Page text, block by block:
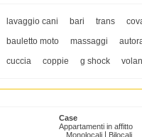
lavaggio cani bari trans
bauletto moto
massaggi
cuccia
coppie g shock
Case
Appartamenti in affitto
Monolocali
Bilocali